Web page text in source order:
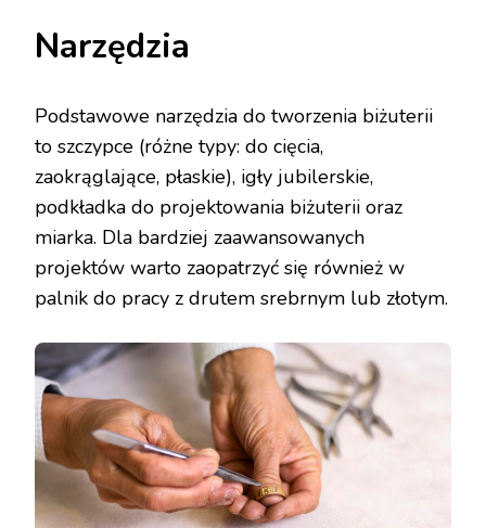
Narzędzia
Podstawowe narzędzia do tworzenia biżuterii
to szczypce (różne typy: do cięcia,
zaokrąglające, płaskie), igły jubilerskie,
podkładka do projektowania biżuterii oraz
miarka. Dla bardziej zaawansowanych
projektów warto zaopatrzyć się również w
palnik do pracy z drutem srebrnym lub złotym.